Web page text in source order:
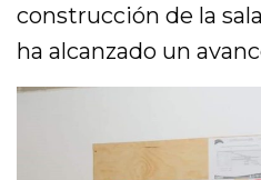
construcción de la
ha alcanzado un